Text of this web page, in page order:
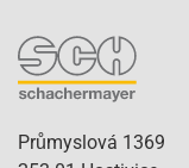
Průmyslová 1369